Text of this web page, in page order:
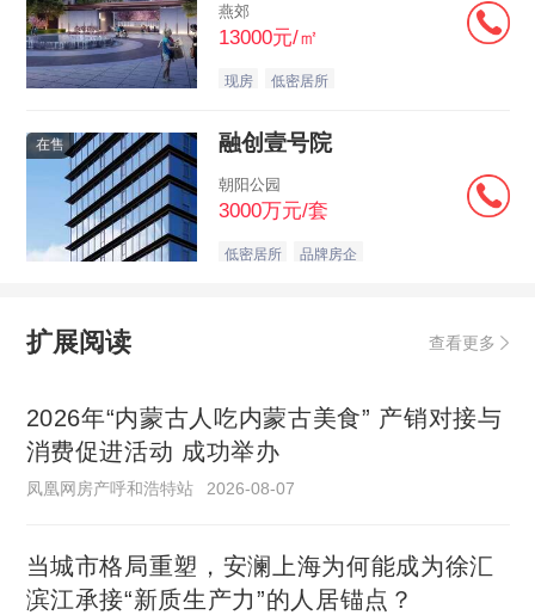
燕郊
13000元/㎡
现房 低密居所
在售 融创壹号院
朝阳公园
3000万元/套
低密居所 品牌房企
扩展阅读 查看更多
2026年“内蒙古人吃内蒙古美食” 产销对接与
消费促进活动 成功举办
凤凰网房产呼和浩特站 2026-08-07
当城市格局重塑，安澜上海为何能成为徐汇
滨江承接“新质生产力”的人居锚点？